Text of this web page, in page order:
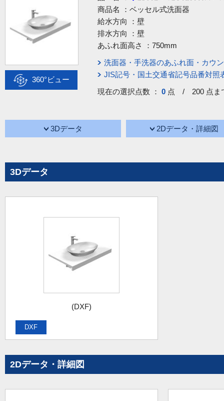
360°ビュー
商品名 ： ベッセル式洗面器
給水方向 ： 壁
排水方向 ： 壁
あふれ面高さ ： 750mm
洗面器・手洗器のあふれ面・カウ
JIS記号・国土交通省記号品番対照
現在の選択点数 ： 0 点 / 200 点ま
3Dデータ 2Dデータ・詳細図
3Dデータ
(DXF)
DXF
2Dデータ・詳細図